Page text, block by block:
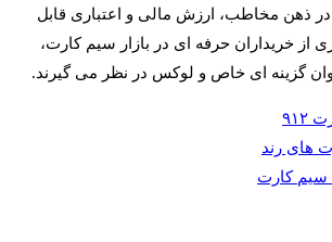
در ذهن مخاطب، ارزش مالی و اعتباری قابل
از خریداران حرفه ای در بازار سیم کارت،
گزینه ای خاص و لوکس در نظر می گیرند.
های رند
سیم کارت